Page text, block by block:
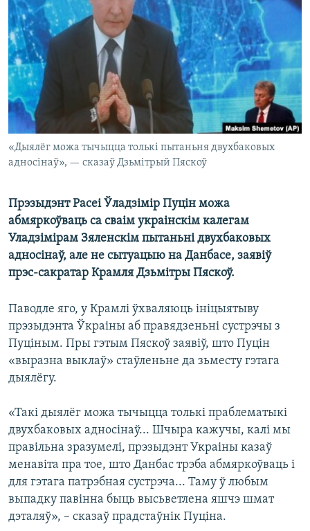
КУЛЬТУРА
КАЛЯНДАР
МОВА
НА ХВАЛЯХ СВАБОДЫ
«Дыялёг можа тычыцца толькі пытаньня двухбаковых
адносінаў», — сказаў Дзьмітрый Пяскоў
Прэзыдэнт Расеі Ўладзімір Пуцін можа
абмяркоўваць са сваім украінскім калегам
Уладзімірам Зяленскім пытаньні двухбаковых
адносінаў, але не сытуацыю на Данбасе, заявіў
прэс-сакратар Крамля Дзьмітры Пяскоў.
Паводле яго, у Крамлі ўхваляюць ініцыятыву
прэзыдэнта Ўкраіны аб правядзеньні сустрэчы з
Пуціным. Пры гэтым Пяскоў заявіў, што Пуцін
«выразна выклаў» стаўленьне да зьместу гэтага
дыялёгу.
«Такі дыялёг можа тычыцца толькі праблематыкі
двухбаковых адносінаў... Шчыра кажучы, калі мы
правільна зразумелі, прэзыдэнт Украіны казаў
менавіта пра тое, што Данбас трэба абмяркоўваць і
для гэтага патрэбная сустрэча... Таму ў любым
выпадку павінна быць высьветлена яшчэ шмат
дэталяў», – сказаў прадстаўнік Пуціна.